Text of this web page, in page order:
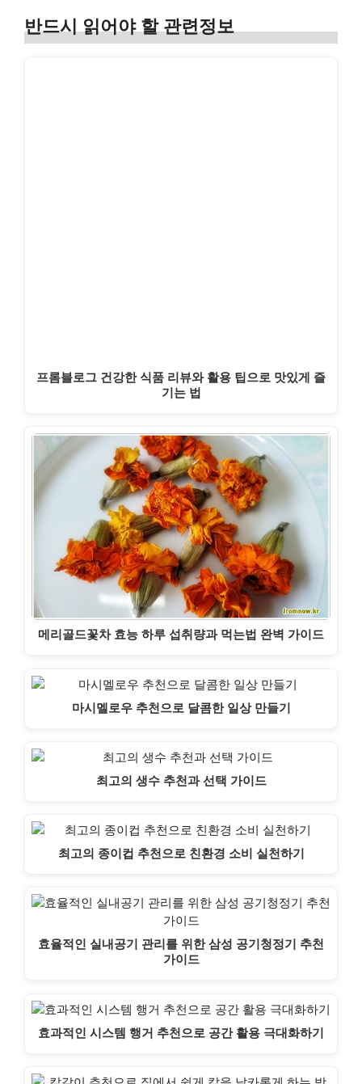
반드시 읽어야 할 관련정보
프롬블로그 건강한 식품 리뷰와 활용 팁으로 맛있게 즐
기는 법
메리골드꽃차 효능 하루 섭취량과 먹는법 완벽 가이드
마시멜로우 추천으로 달콤한 일상 만들기
최고의 생수 추천과 선택 가이드
최고의 종이컵 추천으로 친환경 소비 실천하기
효율적인 실내공기 관리를 위한 삼성 공기청정기 추천
가이드
효과적인 시스템 행거 추천으로 공간 활용 극대화하기